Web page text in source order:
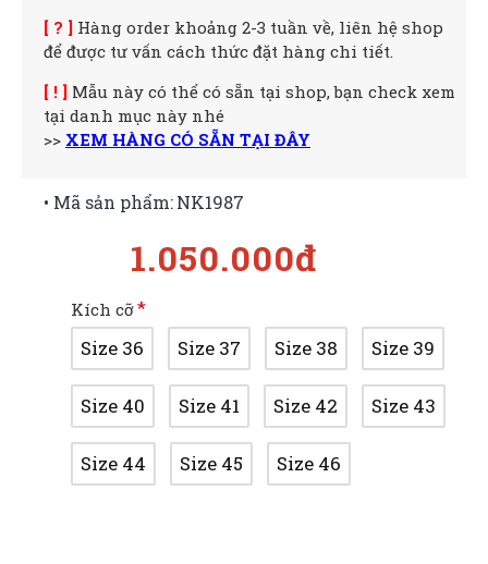
[ ? ] Hàng order khoảng 2-3 tuần về, liên hệ shop
để được tư vấn cách thức đặt hàng chi tiết.
[ ! ] Mẫu này có thể có sẵn tại shop, bạn check xem
tại danh mục này nhé
>> XEM HÀNG CÓ SẴN TẠI ĐÂY
1.050.000đ
• Mã sản phẩm:NK1987
Kích cỡ
Size 36 Size 37 Size 38 Size 39
Size 40 Size 41 Size 42 Size 43
Size 44 Size 45 Size 46